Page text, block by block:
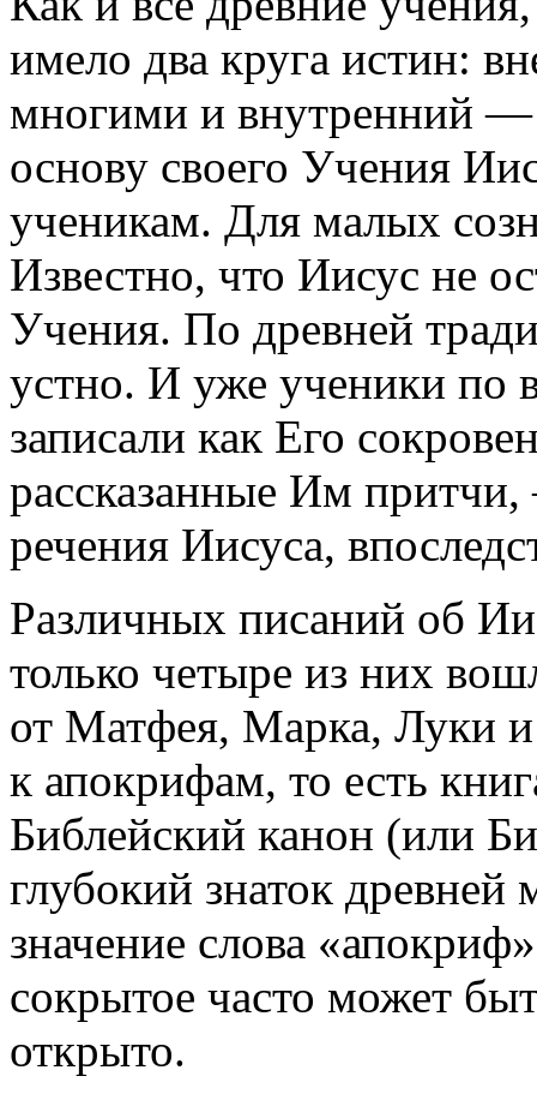
имело два круга истин:
многими и внутренний —
основу своего Учения
ученикам. Для малых
Известно, что Иисус не
Учения. По древней
устно. И уже ученики по
записали как Его
рассказанные Им
речения Иисуса,
Различных писаний об
только четыре из них
от Матфея, Марка, Луки
к апокрифам, то есть
Библейский канон (или
глубокий знаток древней
значение слова
сокрытое часто может
открыто.